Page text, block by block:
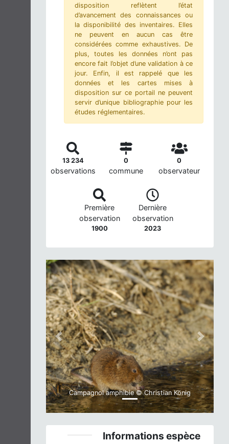
disposition reflètent l’état
d’avancement des connaissances ou
la disponibilité des inventaires. Elles
ne peuvent en aucun cas être
considérées comme exhaustives. De
plus, toutes les données n’ont pas
encore fait l’objet d’une validation à ce
jour. Enfin, il est rappelé que les
données et les cartes mises à
disposition sur ce portail ne peuvent
servir d’unique bibliographie pour les
études réglementaires.
13 234
observations
0
commune
0
observateur
Première
observation
1900
Dernière
observation
2023
Campagnol amphibie © Christian König
Previous Next
Informations espèce